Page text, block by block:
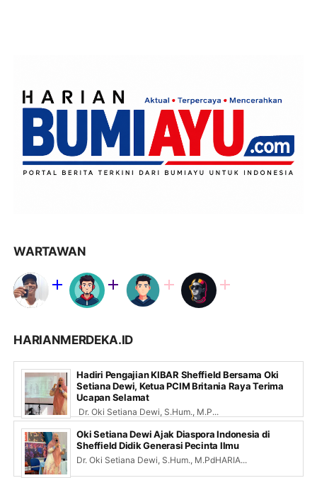
WARTAWAN
HARIANMERDEKA.ID
Hadiri Pengajian KIBAR Sheffield Bersama Oki
Setiana Dewi, Ketua PCIM Britania Raya Terima
Ucapan Selamat
Dr. Oki Setiana Dewi, S.Hum., M.P...
Oki Setiana Dewi Ajak Diaspora Indonesia di
Sheffield Didik Generasi Pecinta Ilmu
Dr. Oki Setiana Dewi, S.Hum., M.PdHARIA...